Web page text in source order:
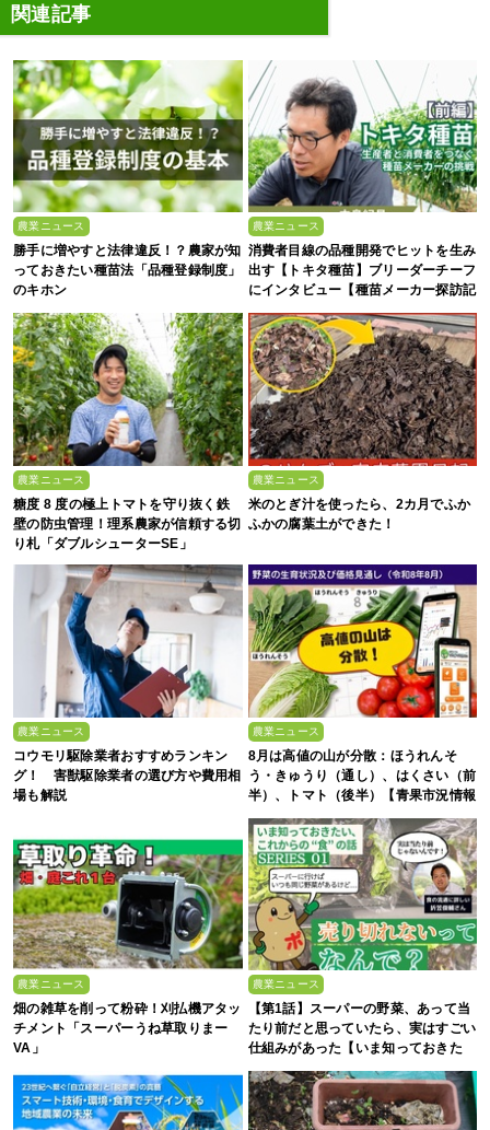
関連記事
農業ニュース
勝手に増やすと法律違反！？農家が知
っておきたい種苗法「品種登録制度」
のキホン
農業ニュース
消費者目線の品種開発でヒットを生み
出す【トキタ種苗】ブリーダーチーフ
にインタビュー【種苗メーカー探訪記
Vol.5｜前編】
農業ニュース
糖度 8 度の極上トマトを守り抜く鉄
壁の防虫管理！理系農家が信頼する切
り札「ダブルシューターSE」
農業ニュース
米のとぎ汁を使ったら、2カ月でふか
ふかの腐葉土ができた！
農業ニュース
コウモリ駆除業者おすすめランキン
グ！ 害獣駆除業者の選び方や費用相
場も解説
農業ニュース
8月は高値の山が分散：ほうれんそ
う・きゅうり（通し）、はくさい（前
半）、トマト（後半）【青果市況情報
農業ニュース
畑の雑草を削って粉砕！刈払機アタッ
チメント「スーパーうね草取りまー
VA」
農業ニュース
【第1話】スーパーの野菜、あって当
たり前だと思っていたら、実はすごい
仕組みがあった【いま知っておきた
い、これからの”食”の話】